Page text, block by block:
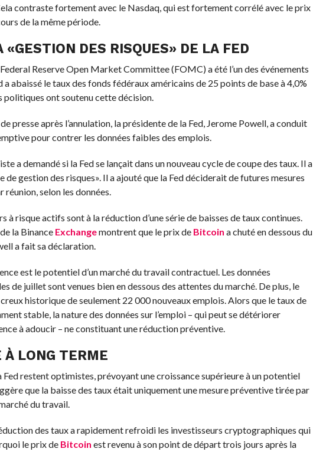
contraste fortement avec le Nasdaq, qui est fortement corrélé avec le prix
de la même période.
«GESTION DES RISQUES» DE LA FED
Reserve Open Market Committee (FOMC) a été l’un des événements
a abaissé le taux des fonds fédéraux américains de 25 points de base à 4,0%
politiques ont soutenu cette décision.
presse après l’annulation, la présidente de la Fed, Jerome Powell, a conduit
pour contrer les données faibles des emplois.
a demandé si la Fed se lançait dans un nouveau cycle de coupe des taux. Il a
de gestion des risques». Il a ajouté que la Fed déciderait de futures mesures
réunion, selon les données.
à risque actifs sont à la réduction d’une série de baisses de taux continues.
la Binance Exchangemontrent que le prix de Bitcoin a chuté en dessous du
a fait sa déclaration.
est le potentiel d’un marché du travail contractuel. Les données
de juillet sont venues bien en dessous des attentes du marché. De plus, le
historique de seulement 22 000 nouveaux emplois. Alors que le taux de
stable, la nature des données sur l’emploi – qui peut se détériorer
à adoucir – ne constituant une réduction préventive.
LONG TERME
restent optimistes, prévoyant une croissance supérieure à un potentiel
que la baisse des taux était uniquement une mesure préventive tirée par
du travail.
des taux a rapidement refroidi les investisseurs cryptographiques qui
le prix de Bitcoin est revenu à son point de départ trois jours après la